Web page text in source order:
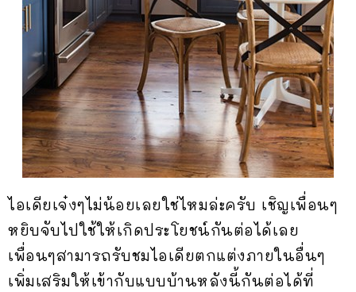
ไอเดียเจ๋งๆไม่น้อยเลยใช่ไหมล่ะครับ เชิญเพื่อนๆ
หยิบจับไปใช้ให้เกิดประโยชน์กันต่อได้เลย
เพื่อนๆสามารถรับชมไอเดียตกแต่งภายในอื่นๆ
เพิ่มเสริมให้เข้ากับแบบบ้านหลังนี้กันต่อได้ที่